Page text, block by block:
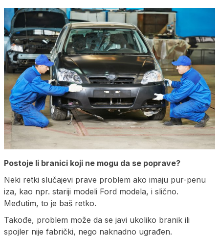
Postoje li branici koji ne mogu da se poprave?
Neki retki slučajevi prave problem ako imaju pur-penu
iza, kao npr. stariji modeli Ford modela, i slično.
Međutim, to je baš retko.
Takođe, problem može da se javi ukoliko branik ili
spojler nije fabrički, nego naknadno ugrađen.